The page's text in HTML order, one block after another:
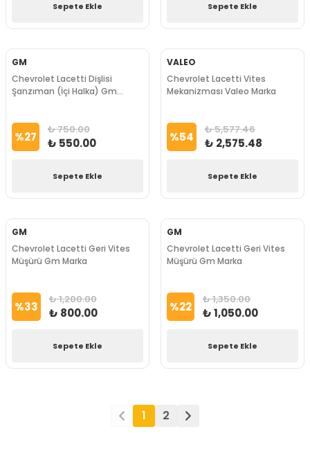
Sepete Ekle Sepete Ekle
GM
Chevrolet Lacetti Dişlisi
Şanzıman (İçi Halka) Gm
%27 ₺ 750.00
₺ 550.00
Sepete Ekle
VALEO
Chevrolet Lacetti Vites
Mekanizması Valeo Marka
%54 ₺ 5,577.46
₺ 2,575.48
Sepete Ekle
GM
Chevrolet Lacetti Geri Vites
Müşürü Gm Marka
%33 ₺ 1,200.00
₺ 800.00
Sepete Ekle
GM
Chevrolet Lacetti Geri Vites
Müşürü Gm Marka
%22 ₺ 1,350.00
₺ 1,050.00
Sepete Ekle
1 2